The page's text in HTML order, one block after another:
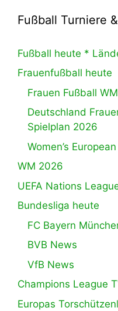
Fußball Turniere
Fußball heute *
Frauenfußball heute
Frauen Fußball
Deutschland
Spielplan 2026
Women’s
WM 2026
UEFA Nations
Bundesliga heute
FC Bayern
BVB News
VfB News
Champions League
Europas